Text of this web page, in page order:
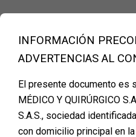
contentFinanciación
PLANMED
Etiqueta:asesoria
INFORMACIÓN
ADVERTENCIAS AL
El presente documento es
MÉDICO Y QUIRÚRGICO
S.A.S., sociedad
con domicilio principal en